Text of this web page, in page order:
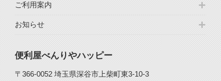
ご利用案内
お知らせ
便利屋べんりやハッピー
〒366-0052 埼玉県深谷市上柴町東3-10-3